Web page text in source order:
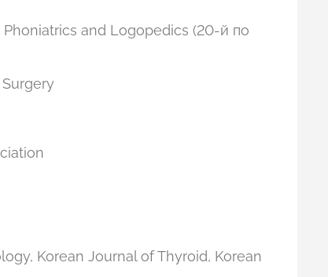
and Logopedics (20-й по
Korean Journal of Thyroid, Korean